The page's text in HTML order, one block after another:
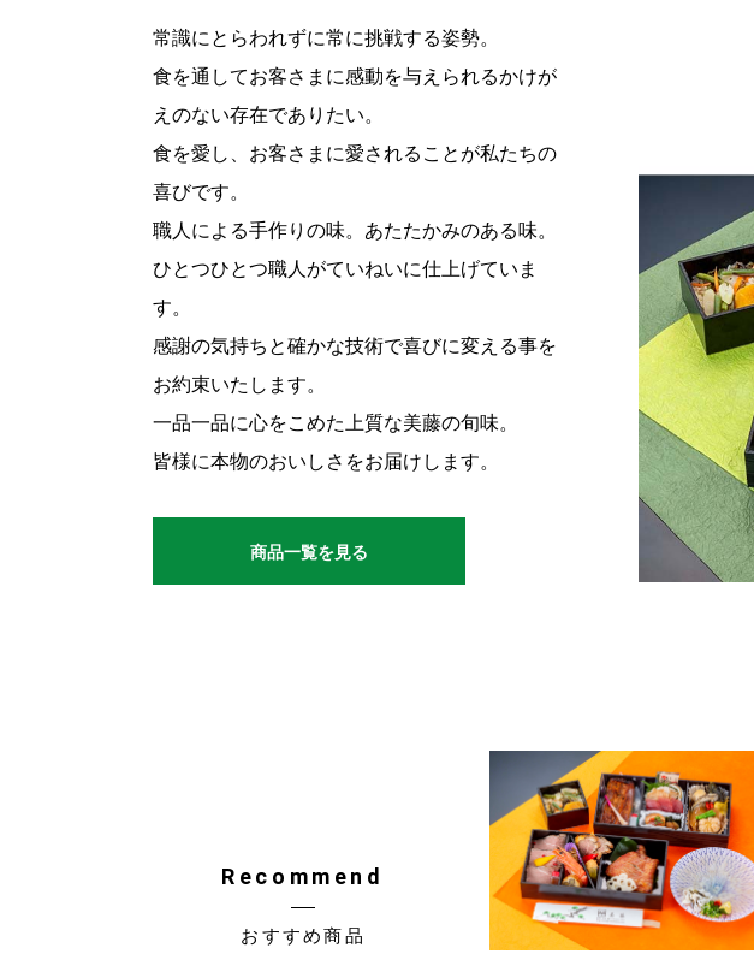
常識にとらわれずに常に挑戦する姿勢。
食を通してお客さまに感動を与えられるかけが
えのない存在でありたい。
食を愛し、お客さまに愛されることが私たちの
喜びです。
職人による手作りの味。あたたかみのある味。
ひとつひとつ職人がていねいに仕上げていま
す。
感謝の気持ちと確かな技術で喜びに変える事を
お約束いたします。
一品一品に心をこめた上質な美藤の旬味。
皆様に本物のおいしさをお届けします。
商品一覧を見る
Recommend
おすすめ商品